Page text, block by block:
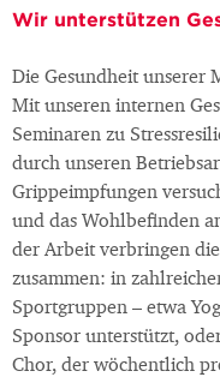
Wir unterstützen
Die Gesundheit unserer
Mit unseren internen
Seminaren zu
durch unseren
Grippeimpfungen
und das Wohlbefinden
der Arbeit verbringen
zusammen: in
Sportgruppen – etwa
Sponsor unterstützt,
Chor, der wöchentlich